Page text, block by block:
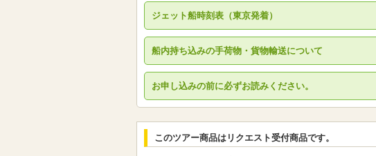
ジェット船時刻表（東京発着）
船内持ち込みの手荷物・貨物輸送について
お申し込みの前に必ずお読みください。
このツアー商品はリクエスト受付商品です。